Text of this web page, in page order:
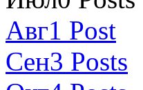
Авг1 Post
Сен3 Posts